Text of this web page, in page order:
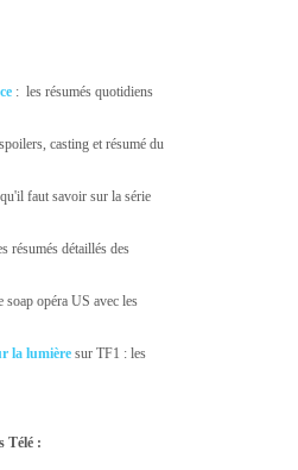
: les résumés quotidiens
casting et résumé du
faut savoir sur la série
résumés détaillés des
soap opéra US avec les
la lumière sur TF1 : les
Télé :